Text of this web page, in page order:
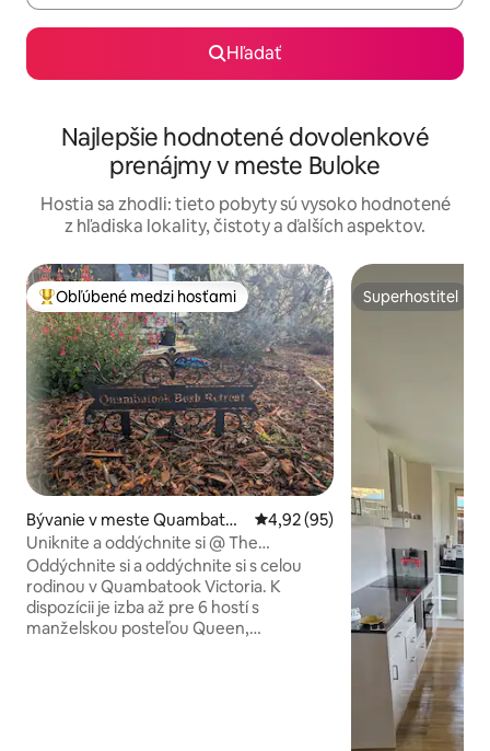
Hľadať
Najlepšie hodnotené dovolenkové
prenájmy v meste Buloke
Hostia sa zhodli: tieto pobyty sú vysoko hodnotené
z hľadiska lokality, čistoty a ďalších aspektov.
Najobľúbenejšie medzi hosťami
Obľúbené medzi hosťami
Bývanie v meste Quambatoo
k
Priemerné ohodnotenie 4,92
4,92 (95)
Uniknite a oddýchnite si @ The
Quambatook Bush Retreat
Oddýchnite si a oddýchnite si s celou
rodinou v Quambatook Victoria. K
dispozícii je izba až pre 6 hostí s
manželskou posteľou Queen,
Superhostiteľ
Superhostiteľ